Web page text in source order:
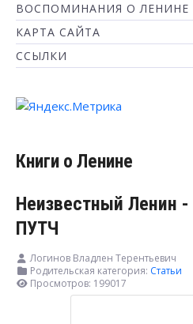
ВОСПОМИНАНИЯ О ЛЕНИНЕ
КАРТА САЙТА
ССЫЛКИ
Книги о Ленине
Неизвестный Ленин
ПУТЧ
Логинов Владлен Терентьевич
Родительская категория: Статьи
Просмотров: 199017